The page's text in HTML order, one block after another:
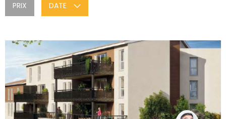
PRIX DATE
VOIR LE BIEN